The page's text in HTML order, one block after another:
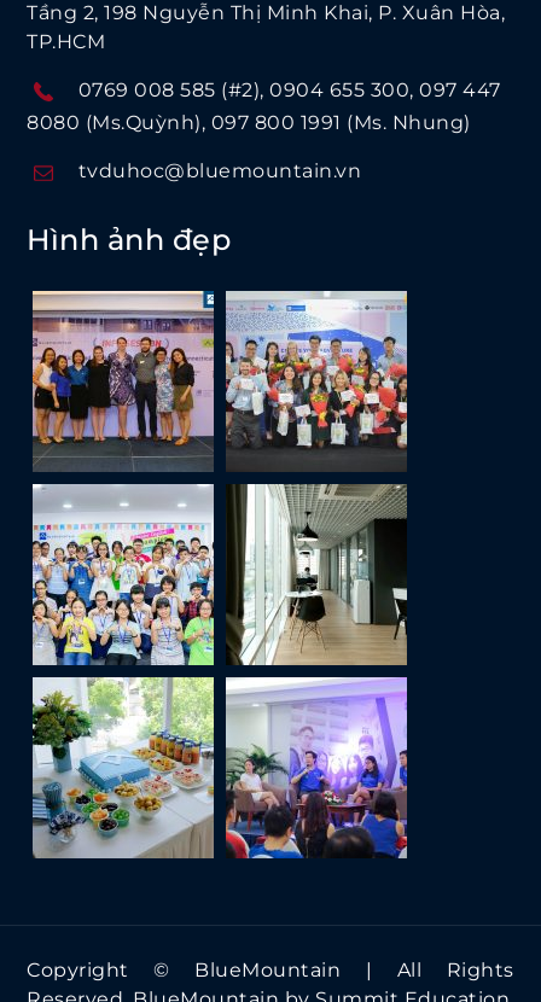
Tầng 2, 198 Nguyễn Thị Minh Khai, P. Xuân Hòa,
TP.HCM
0769 008 585 (#2) 0904 655 300 097 447
8080 (Ms.Quỳnh) 097 800 1991 (Ms. Nhung)
tvduhoc@bluemountain.vn
Hình ảnh đẹp
Copyright © BlueMountain | All Rights